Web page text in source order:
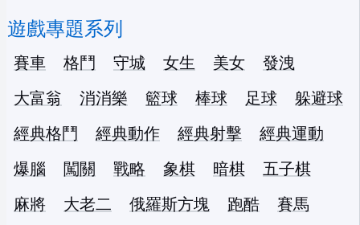
遊戲專題系列
賽車 格鬥 守城 女生 美女
發洩
大富翁
消消樂 籃球 棒球 足球
躲避球
經典格鬥
經典動作 經典射擊
經典運動
爆腦
闖關 戰略 象棋 暗棋
五子棋
麻將
大老二 俄羅斯方塊 跑酷
賽馬